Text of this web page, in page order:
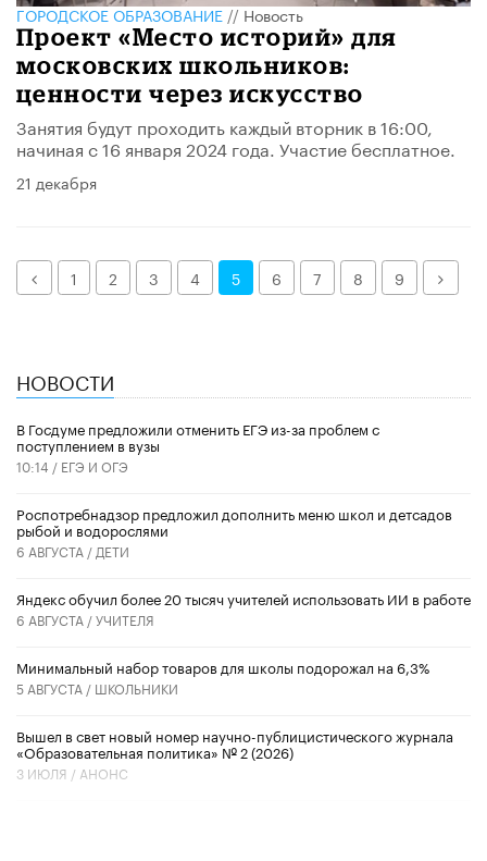
ГОРОДСКОЕ ОБРАЗОВАНИЕ//Новость
Проект «Место историй» для
московских школьников:
ценности через искусство
Занятия будут проходить каждый вторник в 16:00,
начиная с 16 января 2024 года. Участие бесплатное.
21 декабря
Назад1 2 3 4 5 6 7 8 9 Далее
НОВОСТИ
В Госдуме предложили отменить ЕГЭ из-за проблем с
поступлением в вузы
10:14 / ЕГЭ И ОГЭ
Роспотребнадзор предложил дополнить меню школ и детсадов
рыбой и водорослями
6 АВГУСТА / ДЕТИ
​Яндекс обучил более 20 тысяч учителей использовать ИИ в работе
6 АВГУСТА /УЧИТЕЛЯ
Минимальный набор товаров для школы подорожал на 6,3%
5 АВГУСТА / ШКОЛЬНИКИ
Вышел в свет новый номер научно-публицистического журнала
«Образовательная политика» № 2 (2026)
3 ИЮЛЯ / АНОНС